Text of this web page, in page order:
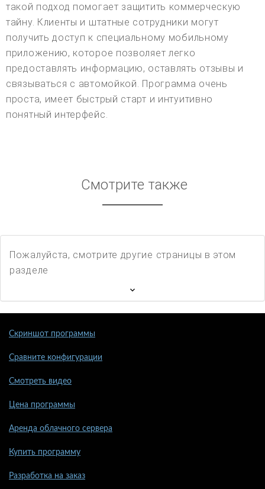
такой подход помогает защитить коммерческую
тайну. Клиенты и штатные сотрудники могут
получить доступ к специальному мобильному
приложению, которое позволяет легко
предоставлять информацию, оставлять отзывы и
связываться с автомойкой. Программа очень
проста, имеет быстрый старт и интуитивно
понятный интерфейс.
Смотрите также
Пожалуйста, смотрите другие страницы в этом
разделе
Скриншот программы
Сравните конфигурации
Смотреть видео
Цена программы
Аренда облачного сервера
Купить программу
Разработка на заказ